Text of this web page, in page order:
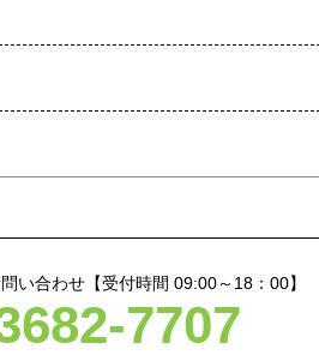
い合わせ【受付時間 09:00～18：00】
7707